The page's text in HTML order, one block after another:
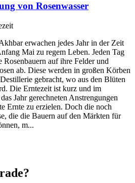
von Rosenwasser
erwachen jedes Jahr in der Zeit
Mai zu regem Leben. Jeden Tag
auf ihre Felder und
ab. Diese werden in großen Körben
gebracht, wo aus den Blüten
Die Erntezeit ist kurz und im
Jahr gerechneten Anstrengungen
Ernte zu erzielen. Doch die noch
die die Bauern auf den Märkten für
m...